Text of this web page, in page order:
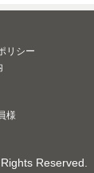
リシー
様
Reserved.